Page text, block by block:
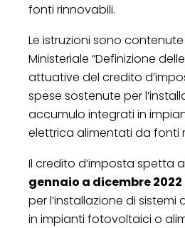
fonti rinnovabili.
Le istruzioni sono
Ministeriale “Definizione
attuative del credito
spese sostenute per
accumulo integrati in
elettrica alimentati da fonti
Il credito d’imposta spetta
gennaio a dicembre 2022
per l’installazione di
in impianti fotovoltaici o